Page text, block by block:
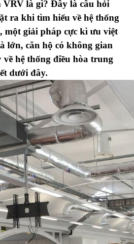
là gì? Đây là câu hỏi
ra khi tìm hiểu về hệ thống
một giải pháp cực kì ưu việt
lớn, căn hộ có không gian
hệ thống điều hòa trung
dưới đây.